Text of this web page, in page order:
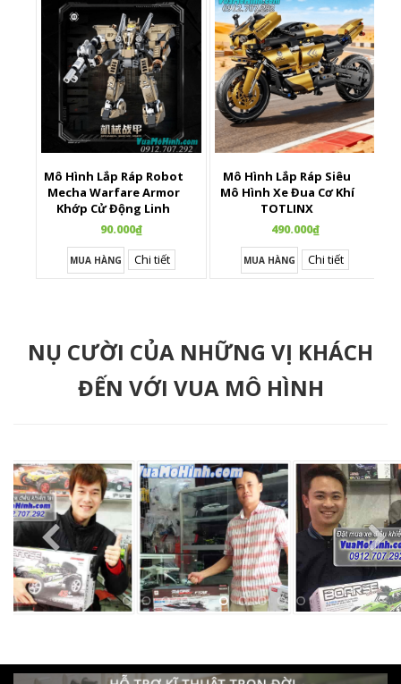
Mô Hình Lắp Ráp Robot
Mecha Warfare Armor
Khớp Cử Động Linh
Hoạt
90.000₫
MUA HÀNG Chi tiết
Mô Hình Lắp Ráp Siêu
Mô Hình Xe Đua Cơ Khí
TOTLINX
490.000₫
MUA HÀNG Chi tiết
NỤ CƯỜI CỦA NHỮNG VỊ KHÁCH
ĐẾN VỚI VUA MÔ HÌNH